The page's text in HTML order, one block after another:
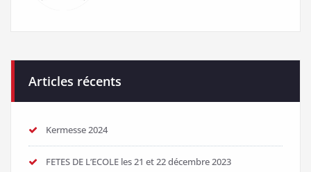
Articles récents
Kermesse 2024
FETES DE L’ECOLE les 21 et 22 décembre 2023